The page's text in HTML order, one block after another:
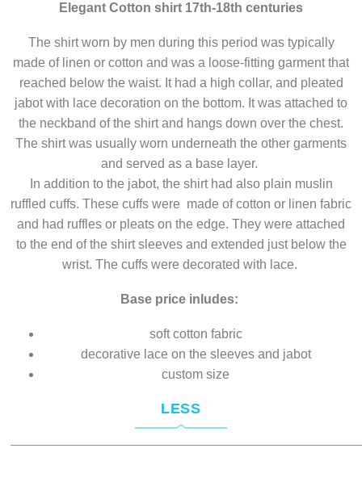
Elegant Cotton shirt 17th-18th centuries
The shirt worn by men during this period was typically
made of linen or cotton and was a loose-fitting garment that
reached below the waist. It had a high collar, and pleated
jabot with lace decoration on the bottom. It was attached to
the neckband of the shirt and hangs down over the chest.
The shirt was usually worn underneath the other garments
and served as a base layer.
In addition to the jabot, the shirt had also plain muslin
ruffled cuffs. These cuffs were made of cotton or linen fabric
and had ruffles or pleats on the edge. They were attached
to the end of the shirt sleeves and extended just below the
wrist. The cuffs were decorated with lace.
Base price inludes:
soft cotton fabric
decorative lace on the sleeves and jabot
custom size
LESS